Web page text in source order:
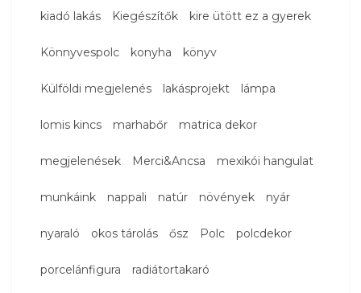
kiadó lakás Kiegészítők kire ütött ez a gyerek
Könnyvespolc konyha könyv
Külföldi megjelenés lakásprojekt lámpa
lomis kincs marhabőr matrica dekor
megjelenések Merci&Ancsa mexikói hangulat
munkáink nappali natúr növények nyár
nyaraló okos tárolás ősz Polc polcdekor
porcelánfigura radiátortakaró